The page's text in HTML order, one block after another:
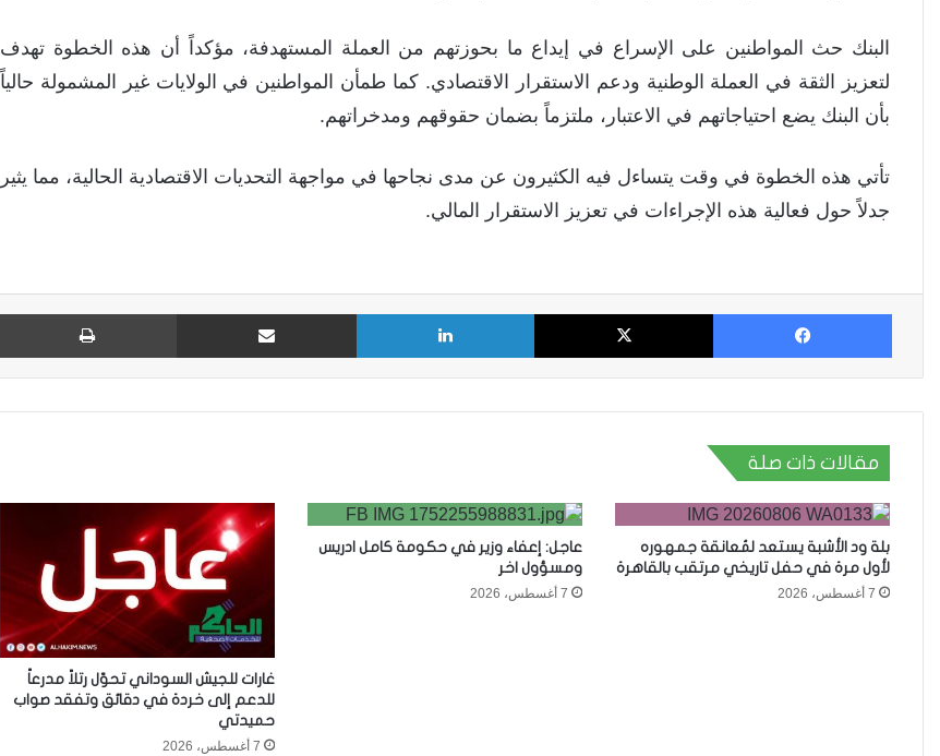
البنك حث المواطنين على الإسراع في إيداع ما بحوزتهم من العملة المستهدفة، مؤكداً أن هذه الخطوة تهدف
لتعزيز الثقة في العملة الوطنية ودعم الاستقرار الاقتصادي. كما طمأن المواطنين في الولايات غير المشمولة حالياً
بأن البنك يضع احتياجاتهم في الاعتبار، ملتزماً بضمان حقوقهم ومدخراتهم.
تأتي هذه الخطوة في وقت يتساءل فيه الكثيرون عن مدى نجاحها في مواجهة التحديات الاقتصادية الحالية، مما يثير
جدلاً حول فعالية هذه الإجراءات في تعزيز الاستقرار المالي.
فيسبوك X لينكدإن مشاركة عبر البريد
مقالات ذات صلة
بلة ود الأشبة يستعد لمُعانقة جمهوره
لأول مرة في حفل تاريخي مرتقب بالقاهرة
7 أغسطس، 2026
عاجل: إعفاء وزير في حكومة كامل ادريس
ومسؤول اخر
7 أغسطس، 2026
غارات للجيش السوداني تحوّل رتلاً مدرعاً
للدعم إلى خردة في دقائق وتفقد صواب
حميدتي
7 أغسطس، 2026